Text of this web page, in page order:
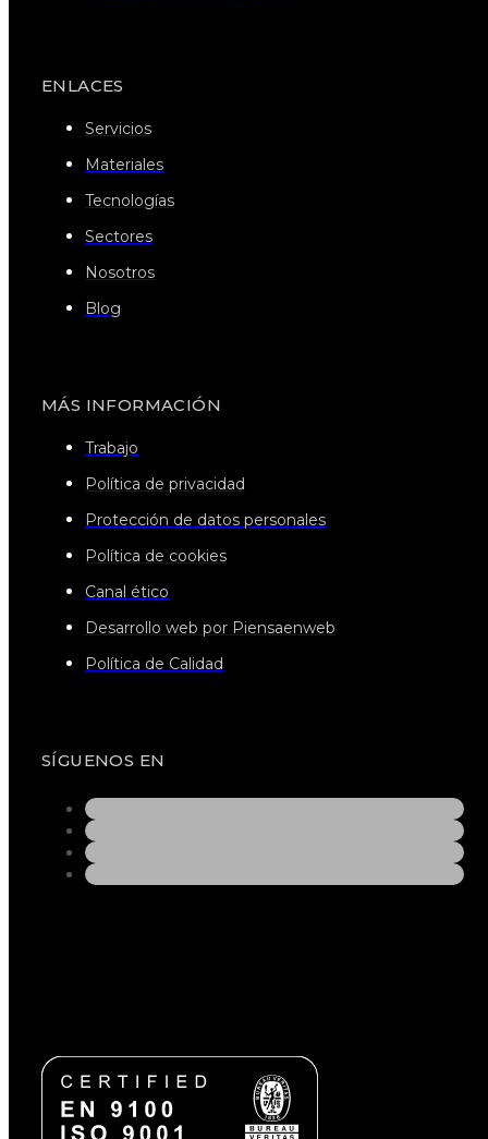
ENLACES
Servicios
Materiales
Tecnologías
Sectores
Nosotros
Blog
MÁS INFORMACIÓN
Trabajo
Política de privacidad
Protección de datos personales
Política de cookies
Canal ético
Desarrollo web por Piensaenweb
Política de Calidad
SÍGUENOS EN